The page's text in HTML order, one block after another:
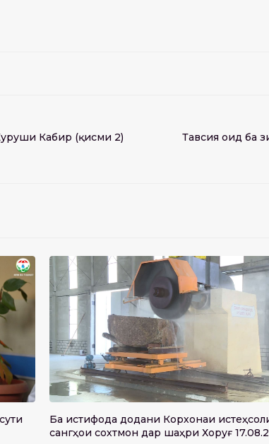
Кабир (қисми 2) Тавсия оид ба
Ба истифода додани Корхонаи
сангҳои сохтмонӣ дар шаҳри Хоруғ